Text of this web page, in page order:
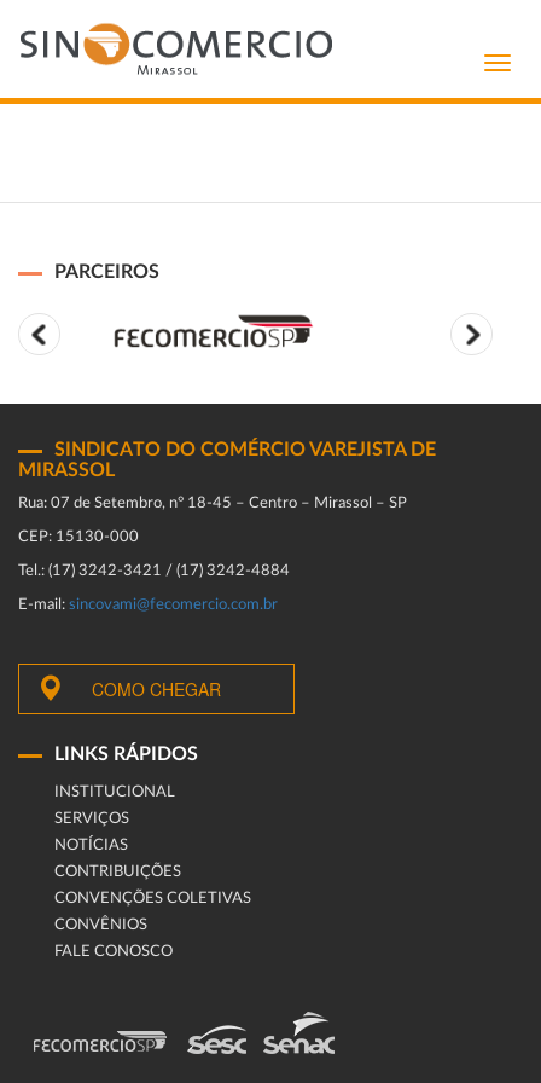
PARCEIROS
SINDICATO DO COMÉRCIO VAREJISTA DE
MIRASSOL
Rua: 07 de Setembro, n° 18-45 – Centro – Mirassol – SP
CEP: 15130-000
Tel.: (17) 3242-3421 / (17) 3242-4884
E-mail: sincovami@fecomercio.com.br
COMO CHEGAR
LINKS RÁPIDOS
INSTITUCIONAL
SERVIÇOS
NOTÍCIAS
CONTRIBUIÇÕES
CONVENÇÕES COLETIVAS
CONVÊNIOS
FALE CONOSCO